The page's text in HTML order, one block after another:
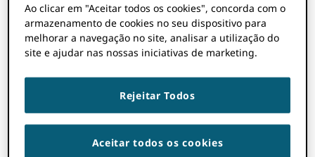
Têm surgido perguntas sobre ORCIDo
envolvimento de ROR e nossos planos para
apoiar ROR no ORCID Registro, então
estamos dedicando a postagem de hoje a
todas as coisas ORCID + RO.
Is ORCID está
Ao clicar em "Aceitar todos os cookies", concorda com o
armazenamento de cookies no seu dispositivo para
melhorar a navegação no site, analisar a utilização do
site e ajudar nas nossas iniciativas de marketing.
Rejeitar Todos
Aceitar todos os cookies